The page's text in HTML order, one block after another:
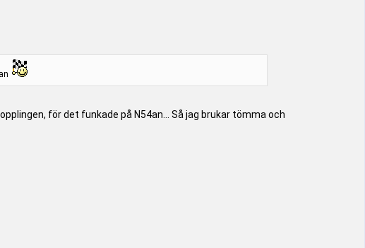
för det funkade på N54an... Så jag brukar tömma och